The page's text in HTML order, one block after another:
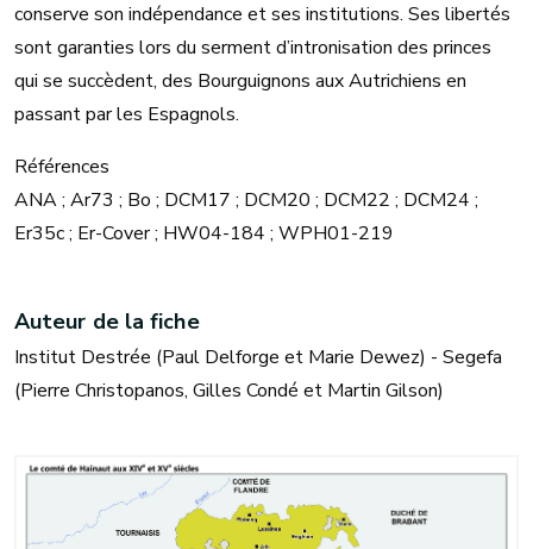
conserve son indépendance et ses institutions. Ses libertés
sont garanties lors du serment d’intronisation des princes
qui se succèdent, des Bourguignons aux Autrichiens en
passant par les Espagnols.
Références
ANA ; Ar73 ; Bo ; DCM17 ; DCM20 ; DCM22 ; DCM24 ;
Er35c ; Er-Cover ; HW04-184 ; WPH01-219
Auteur de la fiche
Institut Destrée (Paul Delforge et Marie Dewez) - Segefa
(Pierre Christopanos, Gilles Condé et Martin Gilson)